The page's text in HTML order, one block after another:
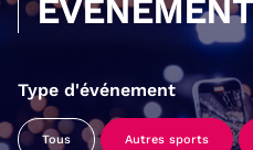
Type d'événement
Tous Autres sports